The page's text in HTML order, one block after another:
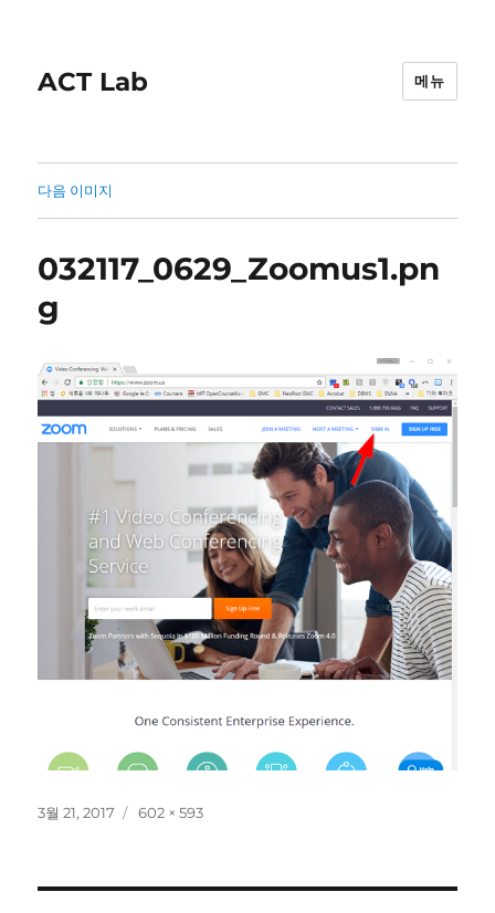
ACT Lab 메뉴
다음 이미지
032117_0629_Zoomus1.pn
g
작
3월 21, 2017
전
602 × 593